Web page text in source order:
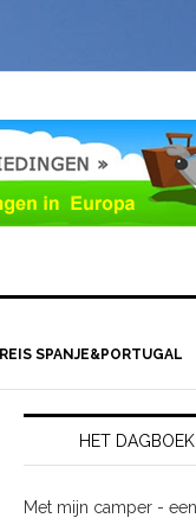
REIS SPANJE&PORTUGAL
HET
Met mijn camper -